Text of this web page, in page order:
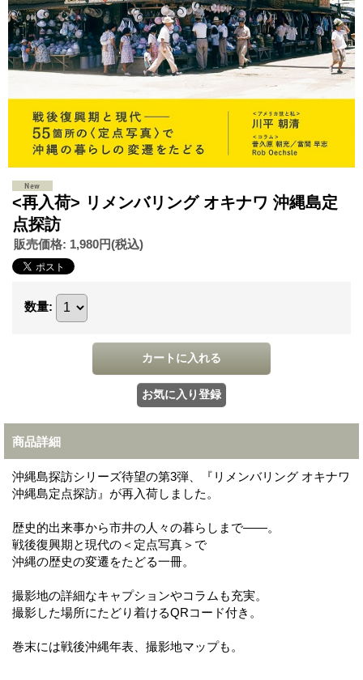
<再入荷> リメンバリング オキナワ 沖縄島定
点探訪
販売価格: 1,980円(税込)
数量:
商品詳細
沖縄島探訪シリーズ待望の第3弾、『リメンバリング オキナワ
沖縄島定点探訪』が再入荷しました。
歴史的出来事から市井の人々の暮らしまで――。
戦後復興期と現代の＜定点写真＞で
沖縄の歴史の変遷をたどる一冊。
撮影地の詳細なキャプションやコラムも充実。
撮影した場所にたどり着けるQRコード付き。
巻末には戦後沖縄年表、撮影地マップも。